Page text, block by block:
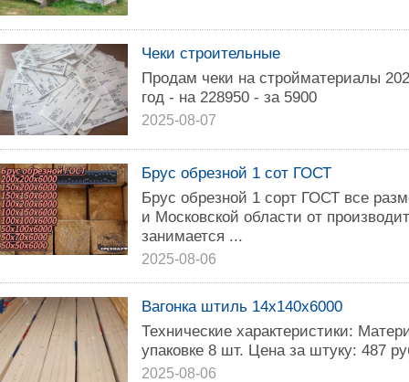
Чеки строительные
Продам чеки на стройматериалы
год - на 228950 - за 5900
2025-08-07
Брус обрезной 1 сот ГОСТ
Брус обрезной 1 сорт ГОСТ все
и Московской области от
занимается ...
2025-08-06
Вагонка штиль 14х140х6000
Технические характеристики:
упаковке 8 шт. Цена за штуку: 487
2025-08-06